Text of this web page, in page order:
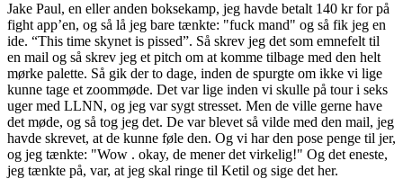
Jake Paul, en eller anden boksekamp, jeg havde betalt 140 kr for på
fight app’en, og så lå jeg bare tænkte: "fuck mand" og så fik jeg en
ide. “This time skynet is pissed”. Så skrev jeg det som emnefelt til
en mail og så skrev jeg et pitch om at komme tilbage med den helt
mørke palette. Så gik der to dage, inden de spurgte om ikke vi lige
kunne tage et zoommøde. Det var lige inden vi skulle på tour i seks
uger med LLNN, og jeg var sygt stresset. Men de ville gerne have
det møde, og så tog jeg det. De var blevet så vilde med den mail, jeg
havde skrevet, at de kunne føle den. Og vi har den pose penge til jer,
og jeg tænkte: "Wow . okay, de mener det virkelig!" Og det eneste,
jeg tænkte på, var, at jeg skal ringe til Ketil og sige det her.